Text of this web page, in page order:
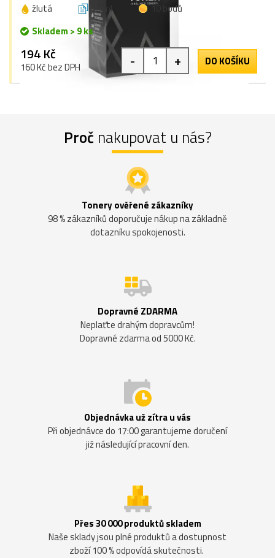
žlutá 12 ml
10 bodů
Skladem > 9 ks
194 Kč
160 Kč bez DPH - + DO KOŠÍKU
Proč nakupovat u nás?
Tonery ověřené zákazníky
98 % zákazníků doporučuje nákup na základně
dotazníku spokojenosti.
Dopravné ZDARMA
Neplaťte drahým dopravcům!
Dopravné zdarma od 5000 Kč.
Objednávka už zítra u vás
Při objednávce do 17:00 garantujeme doručení
již následující pracovní den.
Přes 30 000 produktů skladem
Naše sklady jsou plné produktů a dostupnost
zboží 100 % odpovídá skutečnosti.